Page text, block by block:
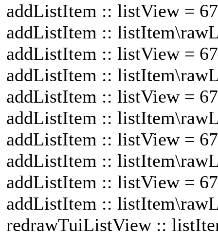
addListItem :: listView =
addListItem ::
addListItem :: listView =
addListItem ::
addListItem :: listView =
addListItem ::
addListItem :: listView =
addListItem ::
addListItem :: listView =
addListItem ::
redrawTuiListView ::